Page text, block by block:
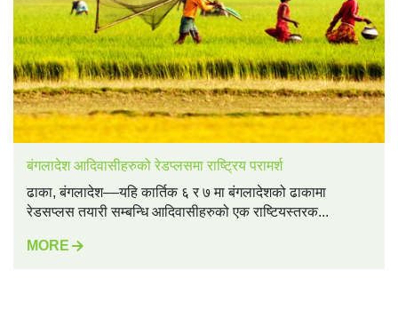
बंगलादेश आदिवासीहरुको रेडप्लसमा राष्ट्रिय परामर्श
ढाका, बंगलादेश––यहि कार्तिक ६ र ७ मा बंगलादेशको ढाकामा
रेडसप्लस तयारी सम्बन्धि आदिवासीहरुको एक राष्टियस्तरक...
MORE